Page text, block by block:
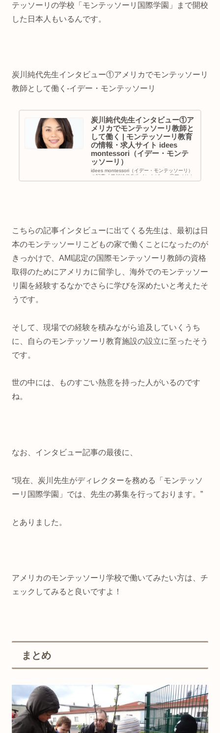
テッソーリの学校「モンテッソーリ国際学園」まで開校
した日本人もいるんです。
炭川純代先生インタビュー①アメリカでモンテッソーリ
教師として働く-イデー・モンテッソーリ
炭川純代先生インタビュー①ア
メリカでモンテッソーリ教師と
して働く | モンテッソーリ教育
の情報・求人サイト idees
montessori（イデー・モンテ
ッソーリ）
idees montessori（イデー・モンテッソーリ）
の記事「炭川純代先生インタビュー①アメリカ
でモンテッソーリ教師として働く | モンテッソ
こちらの記事インタビューに出てくる先生は、最初は日
本のモンテッソーリこどもの家で働くことになったのが
きっかけで、AMI認定の国際モンテッソーリ教師の資格
取得のためにアメリカに留学し、海外でのモンテッソー
リ園を経験するなかでさらに学びを深めたいと考えたそ
うです。
そして、現場での経験を積みながら追及していくうち
に、自らのモンテッソーリ教育施設の設立に至ったそう
です。
世の中には、ものすごい熱意を持った人がいるのです
ね。
なお、インタビュー記事の最後に、
“現在、炭川先生がディレクターを務める「モンテッソ
ーリ国際学園」では、先生の募集を行っております。”
とありました。
アメリカのモンテッソーリ学校で働いてみたい方は、チ
ェックしてみると良いですよ！
まとめ